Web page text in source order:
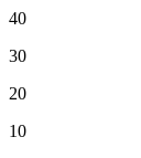
40
30
20
10